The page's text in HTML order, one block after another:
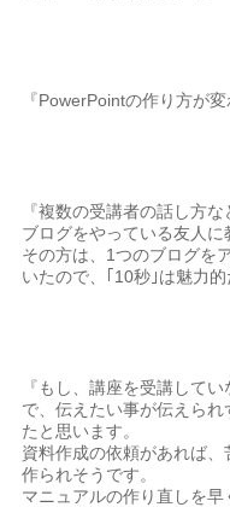
『PowerPointの作り方が変
『複数の受講者の話し方
ブログをやっている友人に
その方は、1つのブログを
いたので、｢10秒｣は魅力的
『もし、講座を受講して
で、伝えたい事が伝えら
たと思います。
資料作成の依頼があれば
作られそうです。
マニュアルの作り直しを早